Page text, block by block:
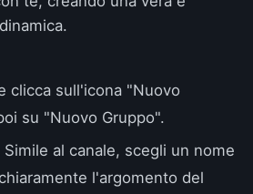
clicca sull'icona "Nuovo
su "Nuovo Gruppo".
Simile al canale, scegli un nome
l'argomento del